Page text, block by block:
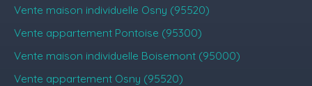
Vente maison individuelle Osny (95520)
Vente appartement Pontoise (95300)
Vente maison individuelle Boisemont (95000)
Vente appartement Osny (95520)